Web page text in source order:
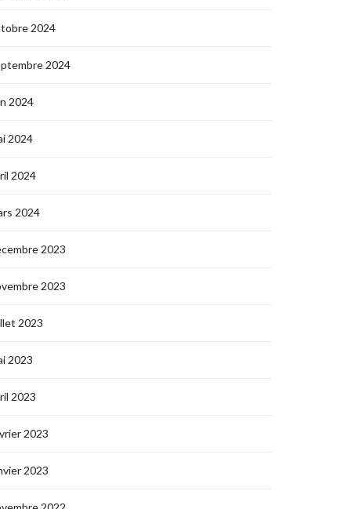
2024
2024
2024
2024
2024
2024
2023
2023
2023
2023
2023
2023
2023